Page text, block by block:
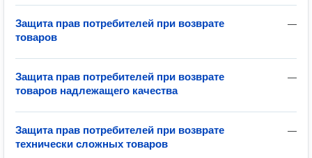
—
Защита прав потребителей при возврате
товаров
—
Защита прав потребителей при возврате
товаров надлежащего качества
—
Защита прав потребителей при возврате
технически сложных товаров